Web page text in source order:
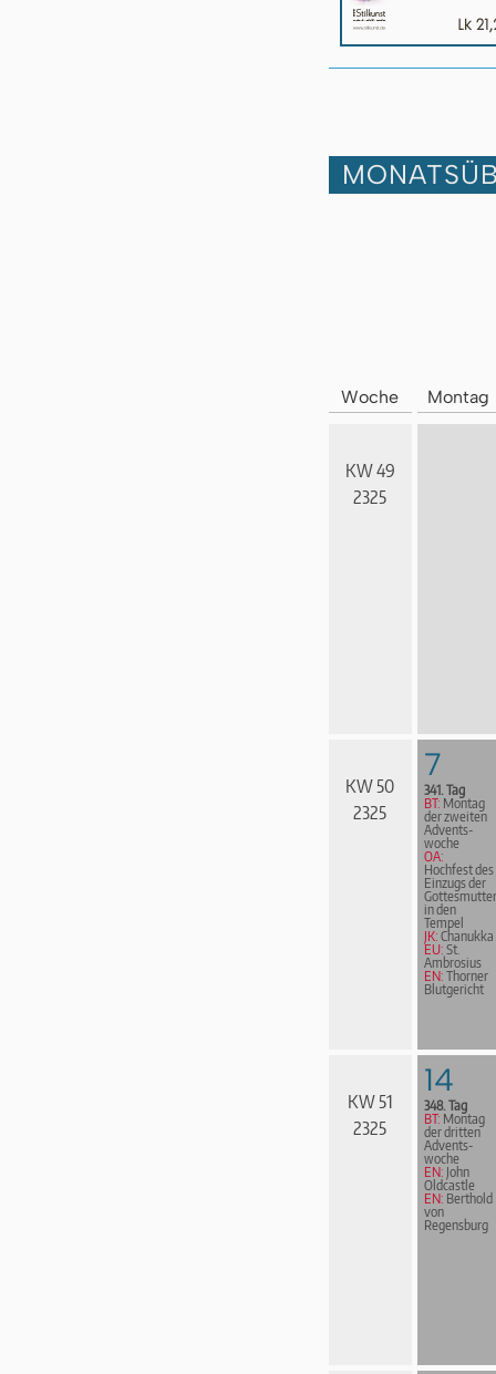
Woche Montag
KW 49
2325
KW 50
2325
7
341. Tag
BT: Montag
der zweiten
Advents­
woche
OA:
Hochfest des
Einzugs der
Gottesmutter
in den
Tempel
JK: Chanukka
EU: St.
Ambrosius
EN: Thorner
Blutgericht
KW 51
2325
14
348. Tag
BT: Montag
der dritten
Advents­
woche
EN: John
Oldcastle
EN: Berthold
von
Regensburg